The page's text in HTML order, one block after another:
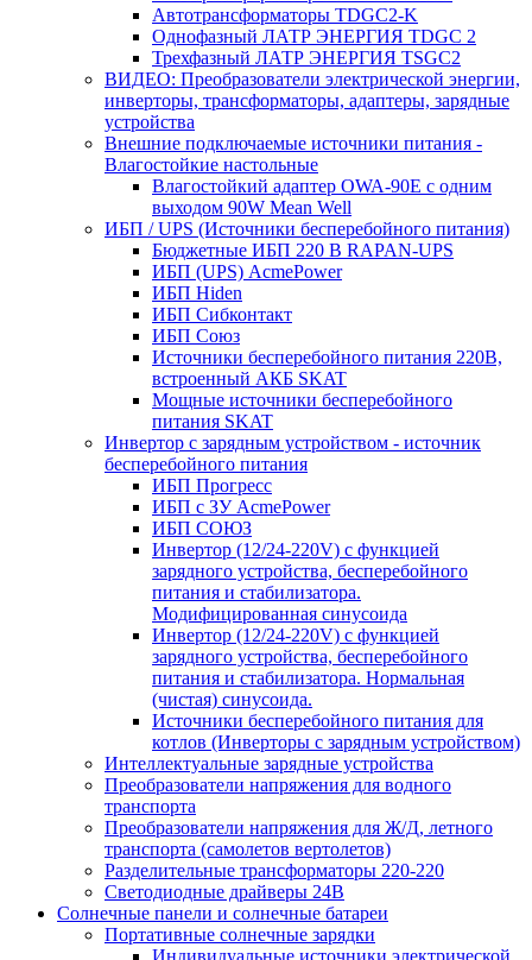
Автотрансформаторы TDGC2-K
Однофазный ЛАТР ЭНЕРГИЯ TDGC 2
Трехфазный ЛАТР ЭНЕРГИЯ TSGC2
ВИДЕО: Преобразователи электрической энергии,
инверторы, трансформаторы, адаптеры, зарядные
устройства
Внешние подключаемые источники питания -
Влагостойкие настольные
Влагостойкий адаптер OWA-90E с одним
выходом 90W Mean Well
ИБП / UPS (Источники бесперебойного питания)
Бюджетные ИБП 220 В RAPAN-UPS
ИБП (UPS) AcmePower
ИБП Hiden
ИБП Сибконтакт
ИБП Союз
Источники бесперебойного питания 220В,
встроенный АКБ SKAT
Мощные источники бесперебойного
питания SKAT
Инвертор с зарядным устройством - источник
бесперебойного питания
ИБП Прогресс
ИБП с ЗУ AcmePower
ИБП СОЮЗ
Инвертор (12/24-220V) с функцией
зарядного устройства, бесперебойного
питания и стабилизатора.
Модифицированная синусоида
Инвертор (12/24-220V) с функцией
зарядного устройства, бесперебойного
питания и стабилизатора. Нормальная
(чистая) синусоида.
Источники бесперебойного питания для
котлов (Инверторы с зарядным устройством)
Интеллектуальные зарядные устройства
Преобразователи напряжения для водного
транспорта
Преобразователи напряжения для Ж/Д, летного
транспорта (самолетов вертолетов)
Разделительные трансформаторы 220-220
Светодиодные драйверы 24В
Солнечные панели и солнечные батареи
Портативные солнечные зарядки
Индивидуальные источники электрической